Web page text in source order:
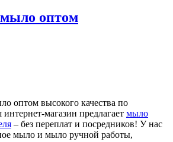
оптом
оптом высокого качества по
магазин предлагает мыло
– без переплат и посредников! У нас
мыло и мыло ручной работы,